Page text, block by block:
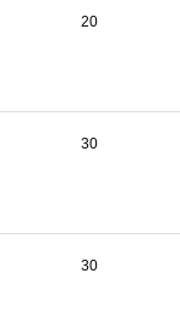
20
30
30